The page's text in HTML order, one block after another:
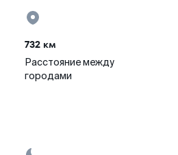
732 км
Расстояние между
городами